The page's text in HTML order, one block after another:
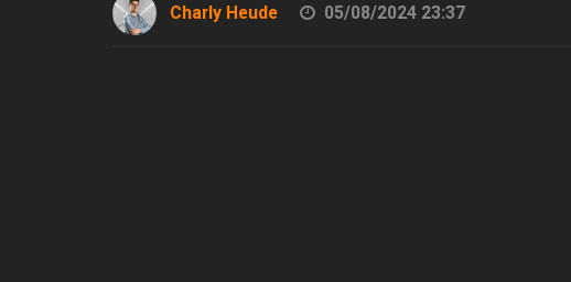
Charly Heude 05/08/2024 23:37